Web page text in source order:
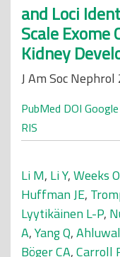
and Loci
Scale Exome
Kidney
J Am Soc
PubMed DOI
RIS
Li M, Li Y,Weeks O
Huffman JE,
Lyytikäinen L-P,
A,Yang Q,
Böger CA,Carroll